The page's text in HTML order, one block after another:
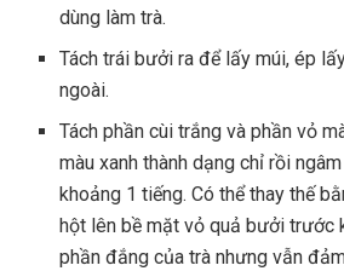
dùng làm trà.
Tách trái bưởi ra để lấy múi, ép
ngoài.
Tách phần cùi trắng và phần vỏ
màu xanh thành dạng chỉ rồi
khoảng 1 tiếng. Có thể thay thế
hột lên bề mặt vỏ quả bưởi trước
phần đắng của trà nhưng vẫn